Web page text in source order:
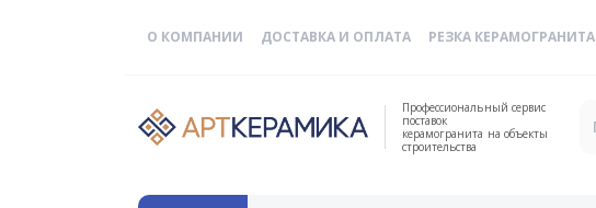
О КОМПАНИИ ДОСТАВКА И ОПЛАТА РЕЗКА КЕРАМОГРАНИТА
Профессиональный сервис
поставок
керамогранита на объекты
строительства